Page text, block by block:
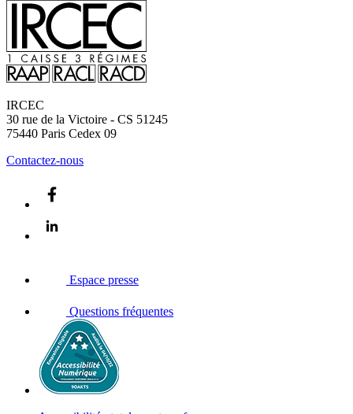
IRCEC
30 rue de la Victoire - CS 51245
75440 Paris Cedex 09
Contactez-nous
Espace presse
Questions fréquentes